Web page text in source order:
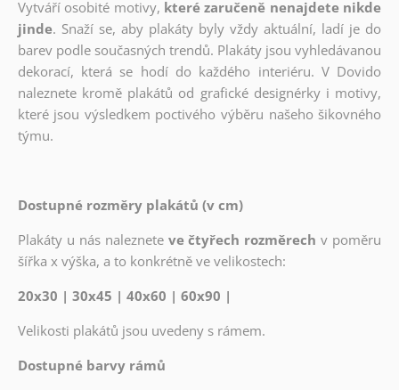
Vytváří osobité motivy, které zaručeně nenajdete nikde
jinde. Snaží se, aby plakáty byly vždy aktuální, ladí je do
barev podle současných trendů. Plakáty jsou vyhledávanou
dekorací, která se hodí do každého interiéru. V Dovido
naleznete kromě plakátů od grafické designérky i motivy,
které jsou výsledkem poctivého výběru našeho šikovného
týmu.
Dostupné rozměry plakátů (v cm)
Plakáty u nás naleznete ve čtyřech rozměrech v poměru
šířka x výška, a to konkrétně ve velikostech:
20x30 | 30x45 | 40x60 | 60x90 |
Velikosti plakátů jsou uvedeny s rámem.
Dostupné barvy rámů